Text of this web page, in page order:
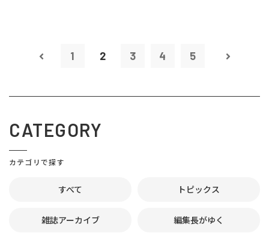
1 2 3 4 5
CATEGORY
カテゴリで探す
すべて トピックス
雑誌アーカイブ 編集長がゆく